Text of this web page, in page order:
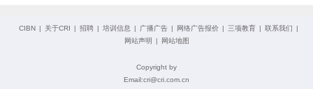
CIBN | 关于CRI | 招聘 | 培训信息 | 广播广告 | 网络广告报价 | 三项教育 | 联系我们
|
网站声明
| 网站地图
Copyright by
Email:cri@cri.com.cn